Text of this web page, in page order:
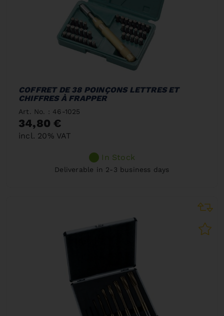
COFFRET DE 38 POINÇONS LETTRES ET
CHIFFRES À FRAPPER
Art. No. : 46-1025
34,80 €
incl. 20% VAT
In Stock
Deliverable in 2-3 business days